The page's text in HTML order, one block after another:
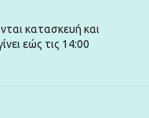
κατασκευή και
εώς τις 14:00